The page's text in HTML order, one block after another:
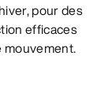
pour des
efficaces
mouvement.